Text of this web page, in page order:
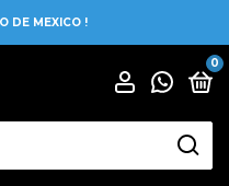
DE MEXICO !
0